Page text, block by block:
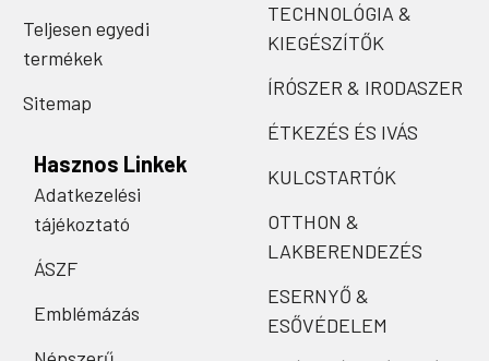
Teljesen egyedi
termékek
Sitemap
Hasznos Linkek
Adatkezelési
tájékoztató
ÁSZF
Emblémázás
TECHNOLÓGIA &
KIEGÉSZÍTŐK
ÍRÓSZER & IRODASZER
ÉTKEZÉS ÉS IVÁS
KULCSTARTÓK
OTTHON &
LAKBERENDEZÉS
ESERNYŐ &
ESŐVÉDELEM